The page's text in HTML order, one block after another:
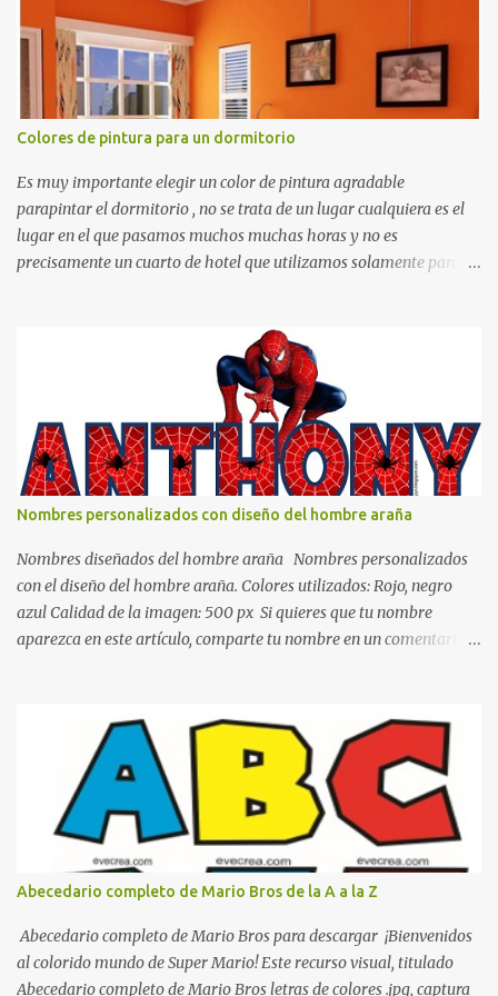
Colores de pintura para un dormitorio
Es muy importante elegir un color de pintura agradable
parapintar el dormitorio , no se trata de un lugar cualquiera es el
lugar en el que pasamos muchos muchas horas y no es
precisamente un cuarto de hotel que utilizamos solamente para
cómodo y también para nuestra vista. Te mostramos algunas
sugerencias que pueden brindar la elegancia y estilo que buscas
para tu dormitorio. El color naranja es una buena opción para
recibir esa luz y felicidad que todo ser humano necesita. El color
blanco es ideal para lograr el relax total, es un color que va con
todo y además es color bastante limpio que te dará esa sensación
de calidez. Los colores terra son excelentes para usar en el
dormitorio nos brinda esa sensación de tranquilidad y confort. El
color gris es un color muy relajante y por lo tanto entra en la lista
de colo...
Nombres personalizados con diseño del hombre araña
Nombres diseñados del hombre araña Nombres personalizados
con el diseño del hombre araña. Colores utilizados: Rojo, negro
azul Calidad de la imagen: 500 px Si quieres que tu nombre
aparezca en este artículo, comparte tu nombre en un comentario y
decorar el dormitorio con pósters Cama con diseño de ring de
boxeo Ideas para decoraciones de fiestas infantiles Cosas bonitas
que se pueden hacer con gomas de coche
Abecedario completo de Mario Bros de la A a la Z
Abecedario completo de Mario Bros para descargar ¡Bienvenidos
al colorido mundo de Super Mario! Este recurso visual, titulado
Abecedario completo de Mario Bros letras de colores .jpg, captura